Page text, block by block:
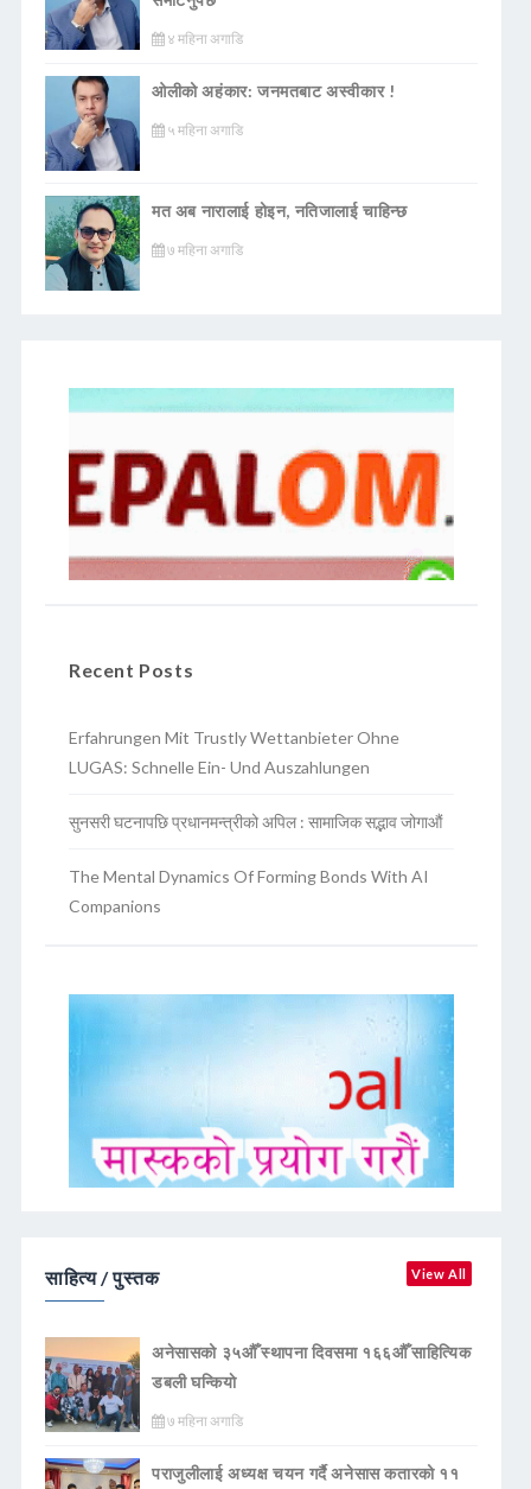
४ महिना अगाडि
ओलीको अहंकार: जनमतबाट अस्वीकार !
५ महिना अगाडि
मत अब नारालाई होइन, नतिजालाई चाहिन्छ
७ महिना अगाडि
Recent Posts
Erfahrungen Mit Trustly Wettanbieter Ohne
LUGAS: Schnelle Ein- Und Auszahlungen
सुनसरी घटनापछि प्रधानमन्त्रीको अपिल : सामाजिक सद्भाव जोगाऔं
The Mental Dynamics Of Forming Bonds With AI
Companions
साहित्य / पुस्तक View All
अनेसासको ३५औँ स्थापना दिवसमा १६६औँ साहित्यिक
डबली घन्कियाे
७ महिना अगाडि
पराजुलीलाई अध्यक्ष चयन गर्दै अनेसास कतारको ११